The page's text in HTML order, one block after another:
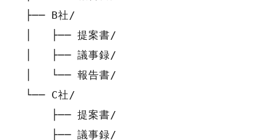
├── B社/
│   ├── 提案書/
│   ├── 議事録/
│   └── 報告書/
└── C社/